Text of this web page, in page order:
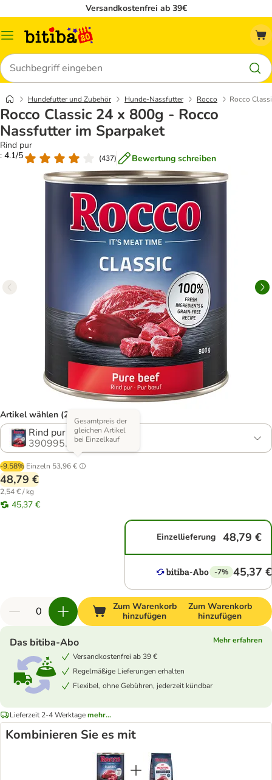
Versandkostenfrei ab 39€
Menü
Suchen
Hundefutter und Zubehör Hunde-Nassfutter Rocco Rocco
Rocco Classic 24 x 800g - Rocco
Nassfutter im Sparpaket
Rind pur
: 4.1/5
(437) Bewertung schreiben
Artikel wählen (22 Varianten)
Rind pur
390995.2
-9.58% Einzeln 53,96 €
Gesamtpreis der
gleichen Artikel
bei Einzelkauf
48,79 €
2,54 € / kg
45,37 €
Einzellieferung 48,79 €
-7% 45,37 €
Zum Warenkorb
hinzufügen
Zum Warenkorb
hinzufügen
Das bitiba-Abo
Mehr erfahren
Versandkostenfrei ab 39 €
Regelmäßige Lieferungen erhalten
Flexibel, ohne Gebühren, jederzeit kündbar
Lieferzeit 2-4 Werktagemehr...
Kombinieren Sie es mit